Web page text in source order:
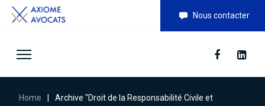
Nous contacter
Home
Archive "Droit de la Responsabilité Civile et